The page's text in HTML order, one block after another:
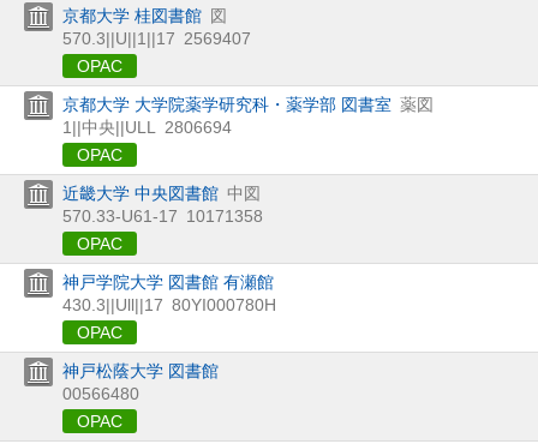
京都大学 桂図書館 図
570.3||U||1||17 2569407
OPAC
京都大学 大学院薬学研究科・薬学部 図書室 薬図
1||中央||ULL
2806694
OPAC
近畿大学 中央図書館 中図
570.33-U61-17 10171358
OPAC
神戸学院大学 図書館 有瀬館
430.3||Ull||17 80YI000780H
OPAC
神戸松蔭大学 図書館
00566480
OPAC